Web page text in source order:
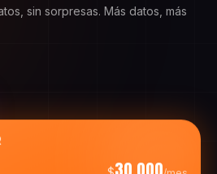
sin sorpresas. Más datos, más